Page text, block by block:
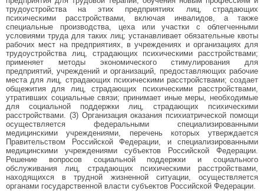
трудоустройства на этих предприятиях лиц, страдающих
психическими расстройствами, включая инвалидов, а также
специальные производства, цеха или участки с облегченными
условиями труда для таких лиц; устанавливает обязательные квоты
рабочих мест на предприятиях, в учреждениях и организациях для
трудоустройства лиц, страдающих психическими расстройствами;
применяет методы экономического стимулирования для
предприятий, учреждений и организаций, предоставляющих рабочие
места для лиц, страдающих психическими расстройствами; создает
общежития для лиц, страдающих психическими расстройствами,
утративших социальные связи; принимает иные меры, необходимые
для социальной поддержки лиц, страдающих психическими
расстройствами. (3) Организация оказания психиатрической помощи
осуществляется федеральными специализированными
медицинскими учреждениями, перечень которых утверждается
Правительством Российской Федерации, и специализированными
медицинскими учреждениями субъектов Российской Федерации.
Решение вопросов социальной поддержки и социального
обслуживания лиц, страдающих психическими расстройствами,
находящихся в трудной жизненной ситуации, осуществляется
органами государственной власти субъектов Российской Федерации.